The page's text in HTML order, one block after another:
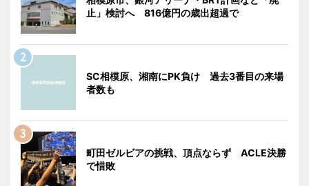
止」検討へ 816億円の歳出超過で
SC相模原、湘南にPK負け 過去3番目の来場
者数も
町田ゼルビアの挑戦、頂点ならず ACLE決勝
で惜敗